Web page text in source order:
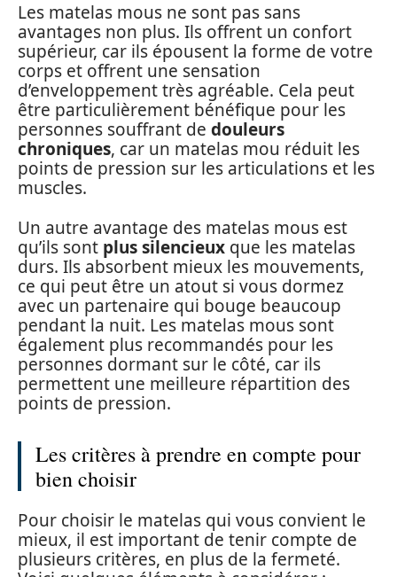
Les matelas mous ne sont pas sans
avantages non plus. Ils offrent un confort
supérieur, car ils épousent la forme de votre
corps et offrent une sensation
d’enveloppement très agréable. Cela peut
être particulièrement bénéfique pour les
personnes souffrant de douleurs
chroniques, car un matelas mou réduit les
points de pression sur les articulations et les
muscles.
Un autre avantage des matelas mous est
qu’ils sont plus silencieux que les matelas
durs. Ils absorbent mieux les mouvements,
ce qui peut être un atout si vous dormez
avec un partenaire qui bouge beaucoup
pendant la nuit. Les matelas mous sont
également plus recommandés pour les
personnes dormant sur le côté, car ils
permettent une meilleure répartition des
points de pression.
Les critères à prendre en compte pour
bien choisir
Pour choisir le matelas qui vous convient le
mieux, il est important de tenir compte de
plusieurs critères, en plus de la fermeté.